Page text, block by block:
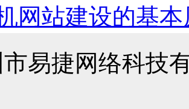
网站建设的基本
市易捷网络科